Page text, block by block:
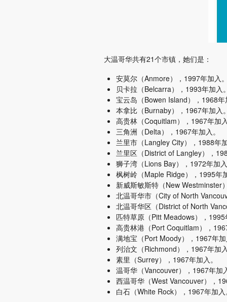
大温哥华共有21个市镇，她们是：
安莫尔（Anmore），1997年加入
贝卡拉（Belcarra），1993年加入
宝云岛（Bowen Island），1968年
本拿比（Burnaby），1967年加入
高贵林（Coquitlam），1967年加
三角洲（Delta），1967年加入。
兰里市（Langley City），1988年
兰里区（District of Langley），
狮子湾（Lions Bay），1972年加
枫树岭（Maple Ridge），1995年
新威斯敏斯特（New Westminster
北温哥华市（City of North
北温哥华区（District of North
匹特草原（Pitt Meadows），
高贵林港（Port Coquitlam），
满地宝（Port Moody），1967年
列治文（Richmond），1967年加
素里（Surrey），1967年加入。
温哥华（Vancouver），1967年加
西温哥华（West Vancouver），
白石（White Rock），1967年加